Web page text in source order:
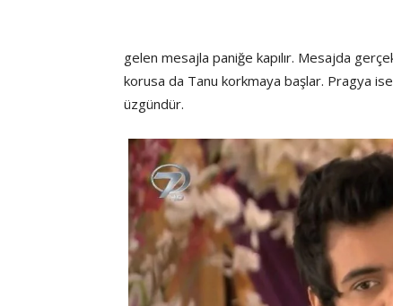
gelen mesajla paniğe kapılır. Mesajda
korusa da Tanu korkmaya başlar. Pragya ise
üzgündür.